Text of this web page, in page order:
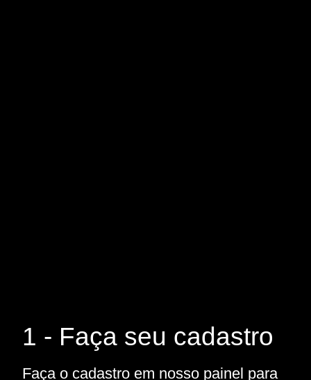
1 - Faça seu cadastro
Faça o cadastro em nosso painel para